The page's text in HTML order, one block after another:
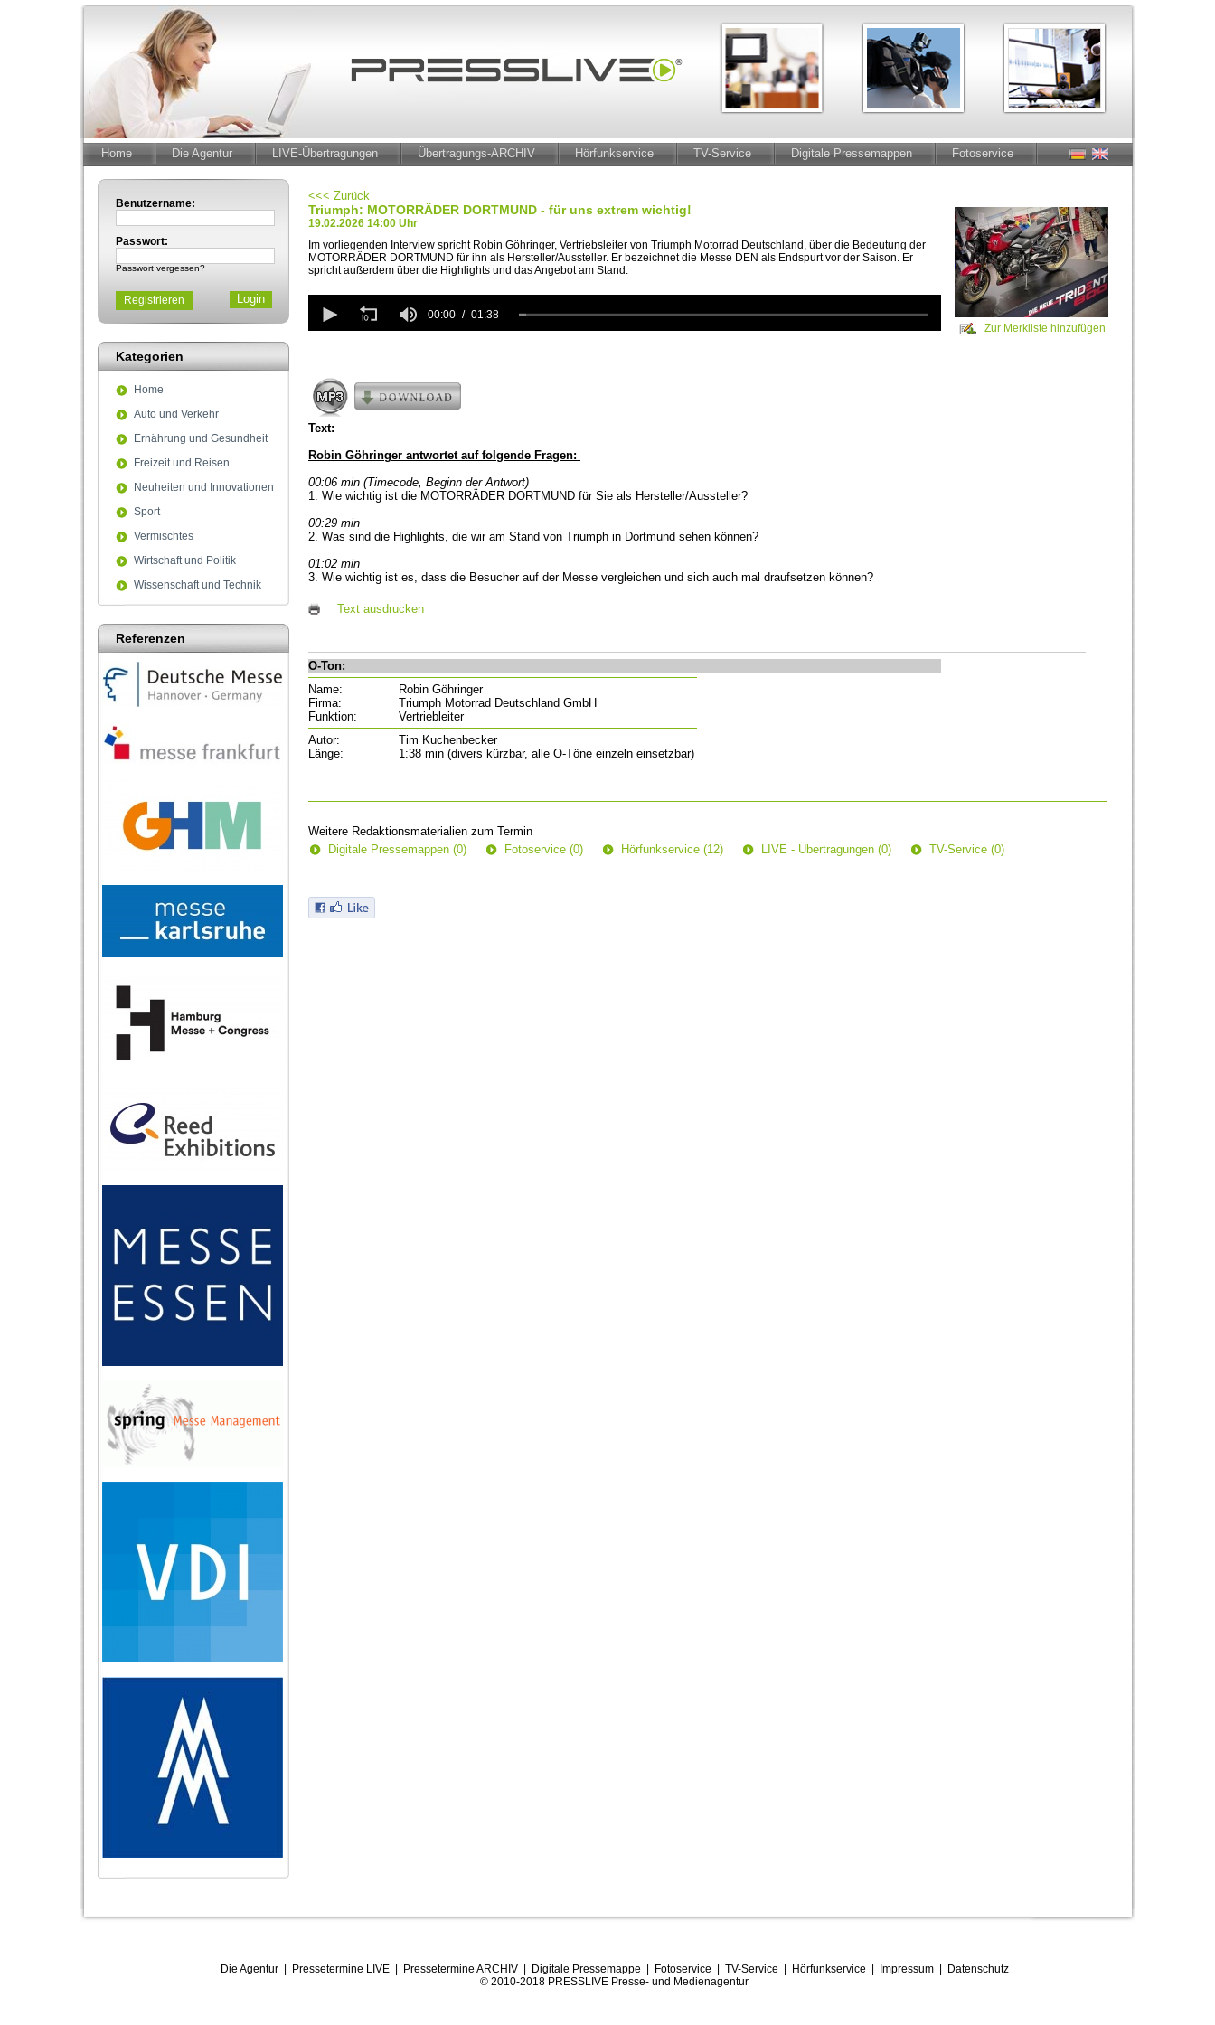
Home Die Agentur LIVE-Übertragungen Übertragungs-ARCHIV Hörfunkservice TV-Service Digitale Pressemappen Fotoservice
Benutzername:
Passwort:
Passwort vergessen?
Registrieren
Kategorien
Home
Auto und Verkehr
Ernährung und Gesundheit
Freizeit und Reisen
Neuheiten und Innovationen
Sport
Vermischtes
Wirtschaft und Politik
Wissenschaft und Technik
Referenzen
<<< Zurück
Triumph: MOTORRÄDER DORTMUND - für uns extrem wichtig!
19.02.2026 14:00 Uhr
Im vorliegenden Interview spricht Robin Göhringer, Vertriebsleiter von Triumph Motorrad Deutschland, über die Bedeutung der
MOTORRÄDER DORTMUND für ihn als Hersteller/Aussteller. Er bezeichnet die Messe DEN als Endspurt vor der Saison. Er
spricht außerdem über die Highlights und das Angebot am Stand.
seconds
of
secondsVolume
90%
00:00
01:38
Zur Merkliste hinzufügen
Text:
Robin Göhringer antwortet auf folgende Fragen:
00:06 min (Timecode, Beginn der Antwort)
1. Wie wichtig ist die MOTORRÄDER DORTMUND für Sie als Hersteller/Aussteller?
00:29 min
2. Was sind die Highlights, die wir am Stand von Triumph in Dortmund sehen können?
01:02 min
3. Wie wichtig ist es, dass die Besucher auf der Messe vergleichen und sich auch mal draufsetzen können?
Text ausdrucken
O-Ton:
Name:
Robin Göhringer
Firma:
Triumph Motorrad Deutschland GmbH
Funktion:
Vertriebleiter
Autor:
Tim Kuchenbecker
Länge:
1:38 min (divers kürzbar, alle O-Töne einzeln einsetzbar)
Weitere Redaktionsmaterialien zum Termin
Digitale Pressemappen (0)
Fotoservice (0) Hörfunkservice (12) LIVE - Übertragungen (0) TV-Service (0)
Die Agentur| Pressetermine LIVE| Pressetermine ARCHIV| Digitale Pressemappe Fotoservice TV-Service Hörfunkservice Impressum| Datenschutz
© 2010-2018 PRESSLIVE Presse- und Medienagentur